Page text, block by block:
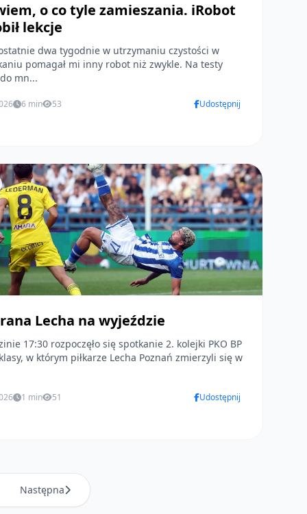
o co tyle zamieszania. iRobot
lekcje
dwa tygodnie w utrzymaniu czystości w
pomagał mi inny robot niż zwykle. Na testy
mn...
6 min 53 Udostępnij
Lecha na wyjeździe
17:30 rozpoczęło się spotkanie 2. kolejki PKO BP
w którym piłkarze Lecha Poznań zmierzyli się w
1 min 51 Udostępnij
Następna